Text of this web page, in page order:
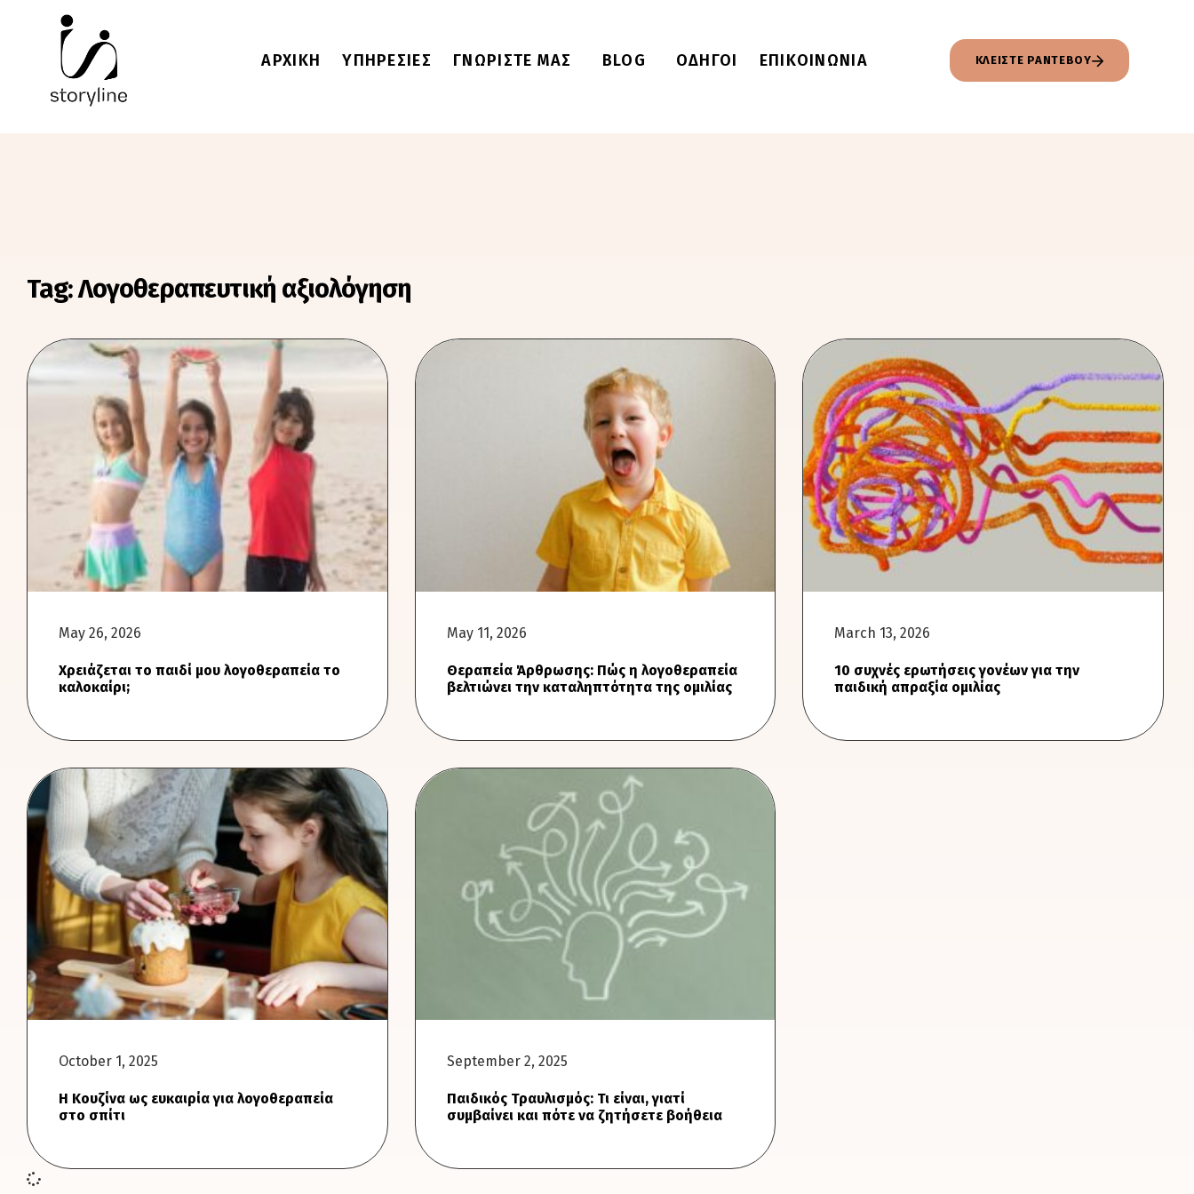
ΑΡΧΙΚΗ ΥΠΗΡΕΣΙΕΣ ΓΝΩΡΙΣΤΕ ΜΑΣ BLOG ΟΔΗΓΟΙ ΕΠΙΚΟΙΝΩΝΙΑ ΚΛΕΙΣΤΕ ΡΑΝΤΕΒΟΥ
Tag: Λογοθεραπευτική αξιολόγηση
May 26, 2026
Χρειάζεται το παιδί μου λογοθεραπεία το
καλοκαίρι;
May 11, 2026
Θεραπεία Άρθρωσης: Πώς η λογοθεραπεία
βελτιώνει την καταληπτότητα της ομιλίας
March 13, 2026
10 συχνές ερωτήσεις γονέων για την
παιδική απραξία ομιλίας
October 1, 2025
Η Κουζίνα ως ευκαιρία για λογοθεραπεία
στο σπίτι
September 2, 2025
Παιδικός Τραυλισμός: Τι είναι, γιατί
συμβαίνει και πότε να ζητήσετε βοήθεια